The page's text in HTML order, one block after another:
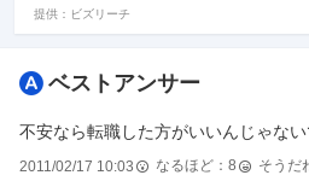
提供：ビズリーチ
ベストアンサー
不安なら転職した方がいいんじゃない
2011/02/17 10:03 なるほど： 8 そうだ